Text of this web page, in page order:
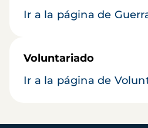
Ir a la página de
Voluntariado
Ir a la página de